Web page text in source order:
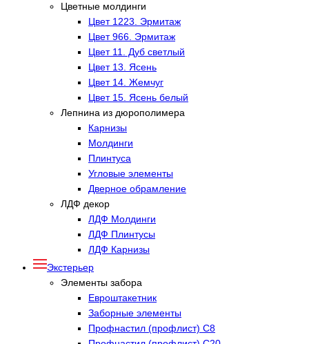
Цветные молдинги
Цвет 1223. Эрмитаж
Цвет 966. Эрмитаж
Цвет 11. Дуб светлый
Цвет 13. Ясень
Цвет 14. Жемчуг
Цвет 15. Ясень белый
Лепнина из дюрополимера
Карнизы
Молдинги
Плинтуса
Угловые элементы
Дверное обрамление
ЛДФ декор
ЛДФ Молдинги
ЛДФ Плинтусы
ЛДФ Карнизы
Экстерьер
Элементы забора
Евроштакетник
Заборные элементы
Профнастил (профлист) С8